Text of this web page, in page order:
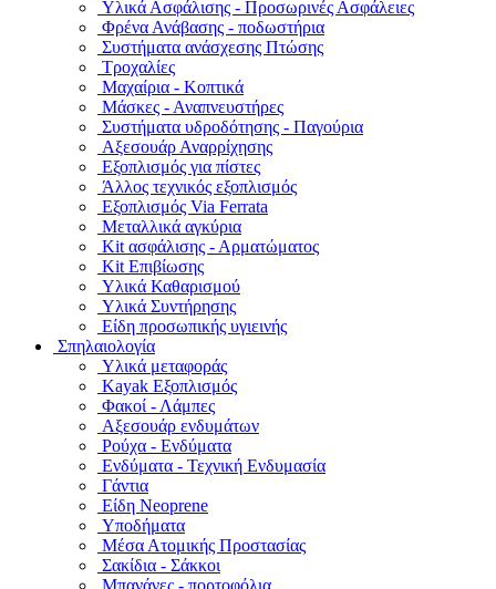
Υλικά Ασφάλισης - Προσωρινές Ασφάλειες
Φρένα Ανάβασης - ποδωστήρια
Συστήματα ανάσχεσης Πτώσης
Τροχαλίες
Μαχαίρια - Κοπτικά
Μάσκες - Αναπνευστήρες
Συστήματα υδροδότησης - Παγούρια
Αξεσουάρ Αναρρίχησης
Εξοπλισμός για πίστες
Άλλος τεχνικός εξοπλισμός
Εξοπλισμός Via Ferrata
Μεταλλικά αγκύρια
Kit ασφάλισης - Αρματώματος
Kit Επιβίωσης
Υλικά Καθαρισμού
Υλικά Συντήρησης
Είδη προσωπικής υγιεινής
Σπηλαιολογία
Υλικά μεταφοράς
Kayak Εξοπλισμός
Φακοί - Λάμπες
Αξεσουάρ ενδυμάτων
Ρούχα - Ενδύματα
Ενδύματα - Τεχνική Ενδυμασία
Γάντια
Είδη Neoprene
Υποδήματα
Μέσα Ατομικής Προστασίας
Σακίδια - Σάκκοι
Μπανάνες - πορτοφόλια